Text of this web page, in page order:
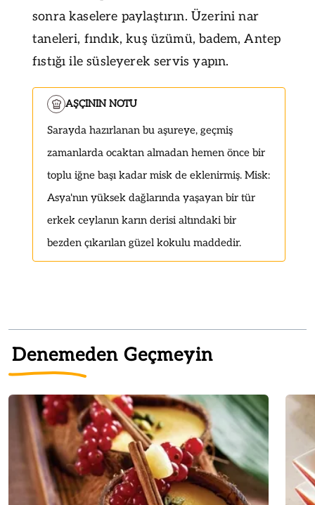
sonra kaselere paylaştırın. Üzerini nar
taneleri, fındık, kuş üzümü, badem, Antep
fıstığı ile süsleyerek servis yapın.
AŞÇININ NOTU
Sarayda hazırlanan bu aşureye, geçmiş
zamanlarda ocaktan almadan hemen önce bir
toplu iğne başı kadar misk de eklenirmiş. Misk:
Asya'nın yüksek dağlarında yaşayan bir tür
erkek ceylanın karın derisi altındaki bir
bezden çıkarılan güzel kokulu maddedir.
Denemeden Geçmeyin